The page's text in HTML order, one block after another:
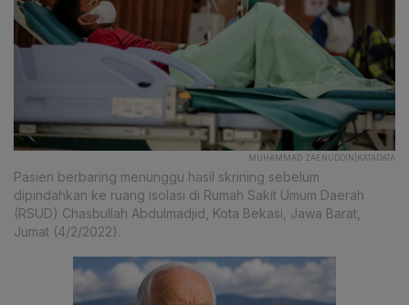
MUHAMMAD ZAENUDDIN|KATADATA
Pasien berbaring menunggu hasil skrining sebelum
dipindahkan ke ruang isolasi di Rumah Sakit Umum Daerah
(RSUD) Chasbullah Abdulmadjid, Kota Bekasi, Jawa Barat,
Jumat (4/2/2022).